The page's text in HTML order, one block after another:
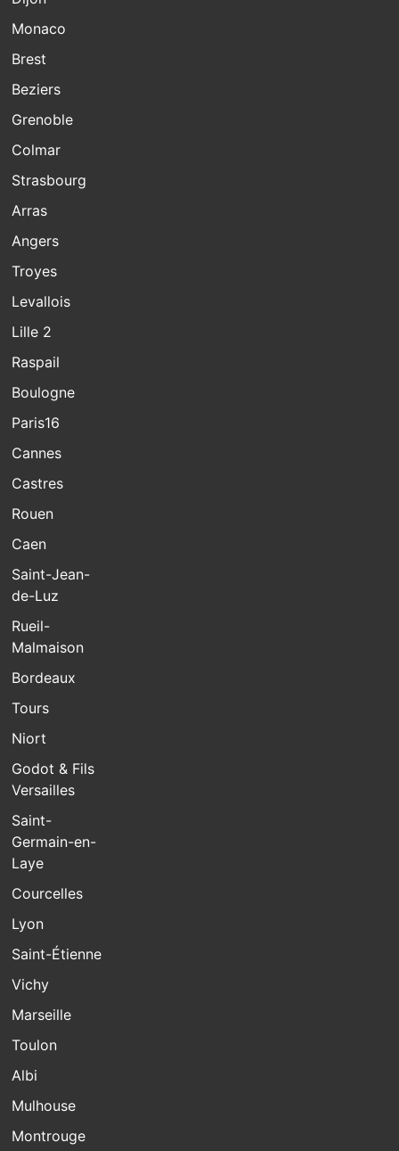
Monaco
Brest
Beziers
Grenoble
Colmar
Strasbourg
Arras
Angers
Troyes
Levallois
Lille 2
Raspail
Boulogne
Paris16
Cannes
Castres
Rouen
Caen
Saint-Jean-
de-Luz
Rueil-
Malmaison
Bordeaux
Tours
Niort
Godot & Fils
Versailles
Saint-
Germain-en-
Laye
Courcelles
Lyon
Saint-Étienne
Vichy
Marseille
Toulon
Albi
Mulhouse
Montrouge